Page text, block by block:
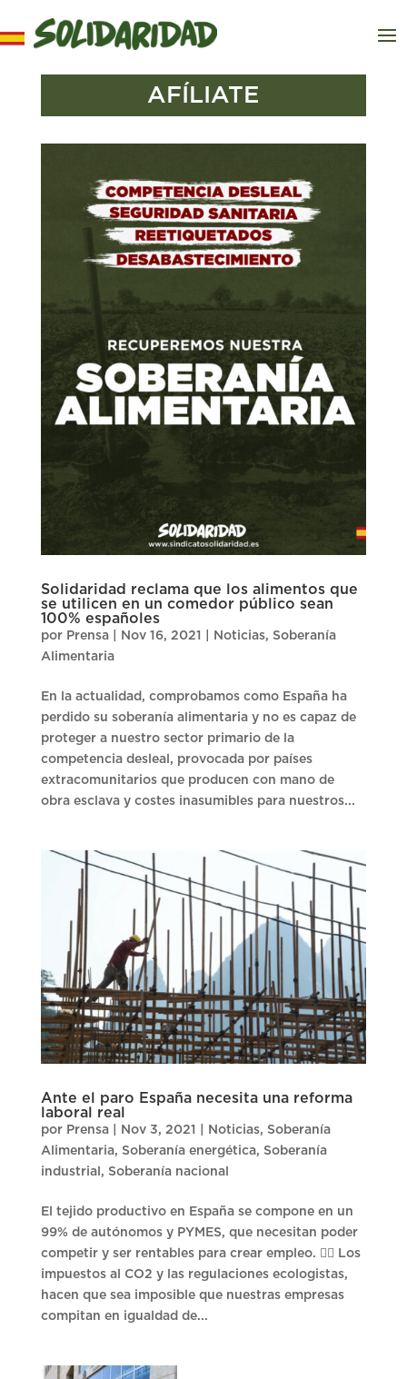
AFÍLIATE
Solidaridad reclama que los alimentos que
se utilicen en un comedor público sean
100% españoles
por Prensa| Nov 16, 2021 Noticias, Soberanía
Alimentaria
En la actualidad, comprobamos como España ha
perdido su soberanía alimentaria y no es capaz de
proteger a nuestro sector primario de la
competencia desleal, provocada por países
extracomunitarios que producen con mano de
obra esclava y costes inasumibles para nuestros...
Ante el paro España necesita una reforma
laboral real
por Prensa| Nov 3, 2021 Noticias, Soberanía
Alimentaria, Soberanía energética, Soberanía
industrial , Soberanía nacional
El tejido productivo en España se compone en un
99% de autónomos y PYMES, que necesitan poder
competir y ser rentables para crear empleo. 👉🏻 Los
impuestos al CO2 y las regulaciones ecologistas,
hacen que sea imposible que nuestras empresas
compitan en igualdad de...